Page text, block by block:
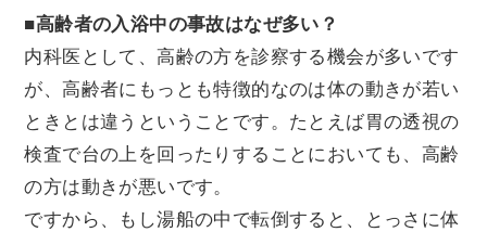
■高齢者の入浴中の事故はなぜ多い？
内科医として、高齢の方を診察する機会が多いです
が、高齢者にもっとも特徴的なのは体の動きが若い
ときとは違うということです。たとえば胃の透視の
検査で台の上を回ったりすることにおいても、高齢
の方は動きが悪いです。
ですから、もし湯船の中で転倒すると、とっさに体